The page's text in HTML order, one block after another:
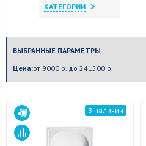
КАТЕГОРИИ >
ВЫБРАННЫЕ ПАРАМЕТРЫ
Цена:от 9000 р. до 241500 р.
В наличии